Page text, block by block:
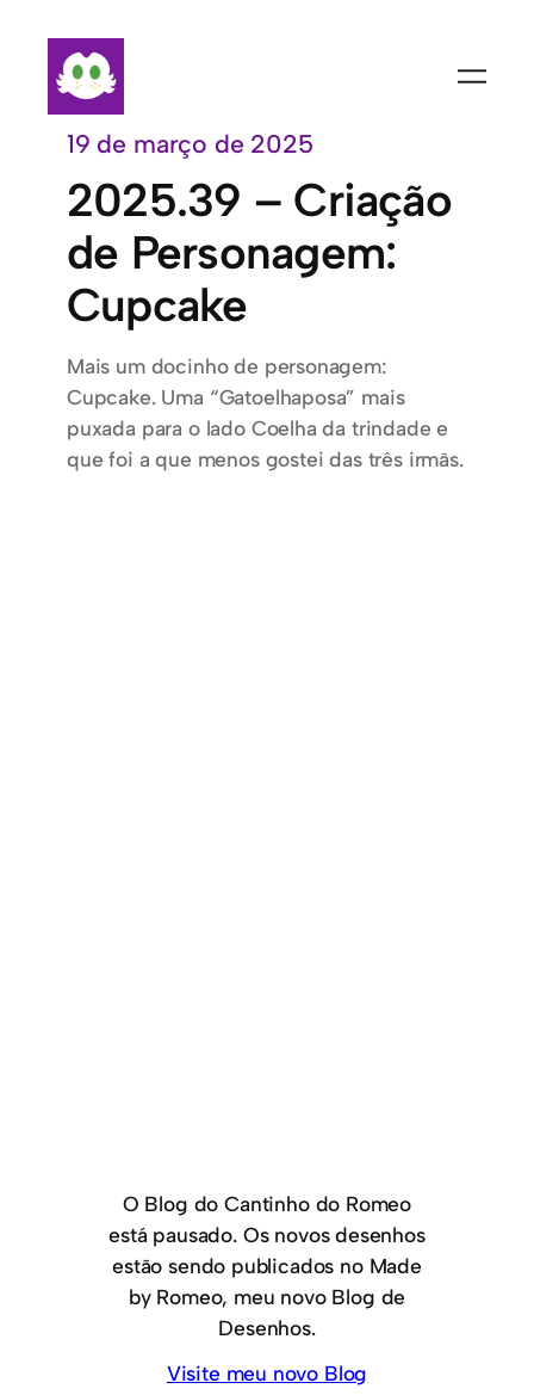
conteúdo
19 de março de 2025
2025.39 – Criação
de Personagem:
Cupcake
Mais um docinho de personagem:
Cupcake. Uma “Gatoelhaposa” mais
puxada para o lado Coelha da trindade e
que foi a que menos gostei das três irmãs.
O Blog do Cantinho do Romeo
está pausado. Os novos desenhos
estão sendo publicados no Made
by Romeo, meu novo Blog de
Desenhos.
Visite meu novo Blog